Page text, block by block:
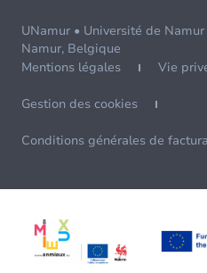
UNamur • Université de
Namur, Belgique
Mentions légales
Vie
Gestion des cookies
Conditions générales de